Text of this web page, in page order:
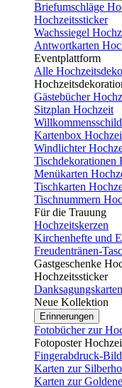
Briefumschläge
Hochzeitssticker
Wachssiegel
Antwortkarten
Eventplattform
Alle
Gästebücher
Sitzplan Hochzeit
Kartenbox
Windlichter
Tischdekorationen
Menükarten
Tischkarten
Tischnummern
Für die Trauung
Hochzeitskerzen
Kirchenhefte und
Freudentränen-
Gastgeschenke
Hochzeitssticker
Neue Kollektion
Erinnerungen
Fotobücher zur
Fotoposter
Fingerabdruck-
Karten zur
Karten zur